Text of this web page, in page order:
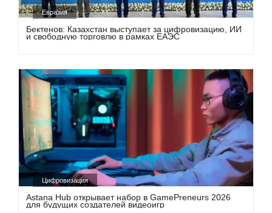
Евразия
Бектенов: Казахстан выступает за цифровизацию, ИИ
и свободную торговлю в рамках ЕАЭС
Цифровизация
Astana Hub открывает набор в GamePreneurs 2026
для будущих создателей видеоигр